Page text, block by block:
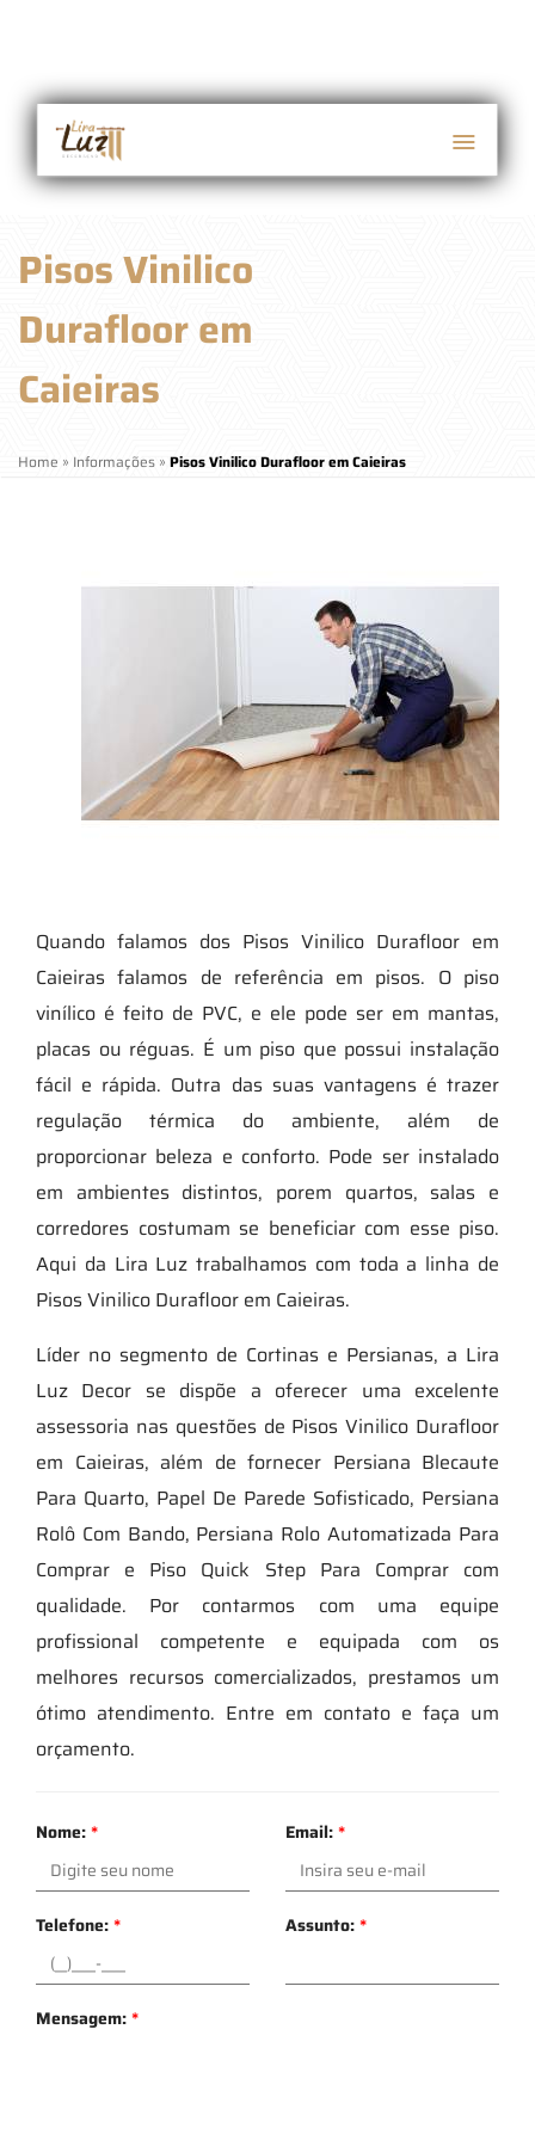
Pisos Vinilico
Durafloor em
Caieiras
Home » Informações » Pisos Vinilico Durafloor em Caieiras
Quando falamos dos Pisos Vinilico Durafloor em
Caieiras falamos de referência em pisos. O piso
vinílico é feito de PVC, e ele pode ser em mantas,
placas ou réguas. É um piso que possui instalação
fácil e rápida. Outra das suas vantagens é trazer
regulação térmica do ambiente, além de
proporcionar beleza e conforto. Pode ser instalado
em ambientes distintos, porem quartos, salas e
corredores costumam se beneficiar com esse piso.
Aqui da Lira Luz trabalhamos com toda a linha de
Pisos Vinilico Durafloor em Caieiras.
Líder no segmento de Cortinas e Persianas, a Lira
Luz Decor se dispõe a oferecer uma excelente
assessoria nas questões de Pisos Vinilico Durafloor
em Caieiras, além de fornecer Persiana Blecaute
Para Quarto, Papel De Parede Sofisticado, Persiana
Rolô Com Bando, Persiana Rolo Automatizada Para
Comprar e Piso Quick Step Para Comprar com
qualidade. Por contarmos com uma equipe
profissional competente e equipada com os
melhores recursos comercializados, prestamos um
ótimo atendimento. Entre em contato e faça um
orçamento.
Nome:* Email:*
Telefone:* Assunto:*
Mensagem:*